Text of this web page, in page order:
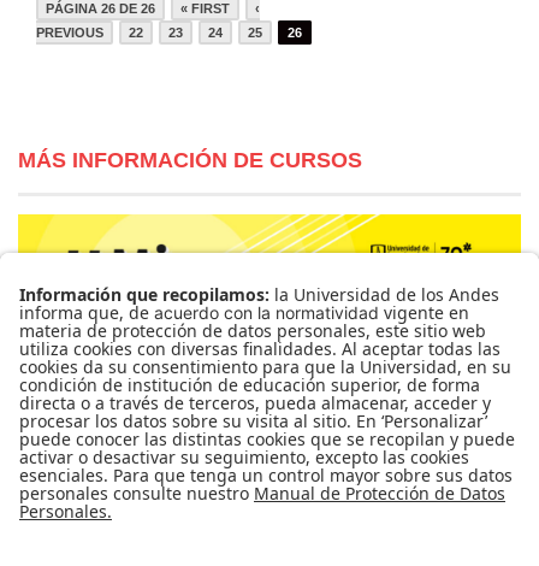
PÁGINA 26 DE 26 « FIRST
‹
PREVIOUS
22 23 24 25 26
MÁS INFORMACIÓN DE CURSOS
Para más información de cursos, horarios y cupos visite el
Sistema de Información Banner